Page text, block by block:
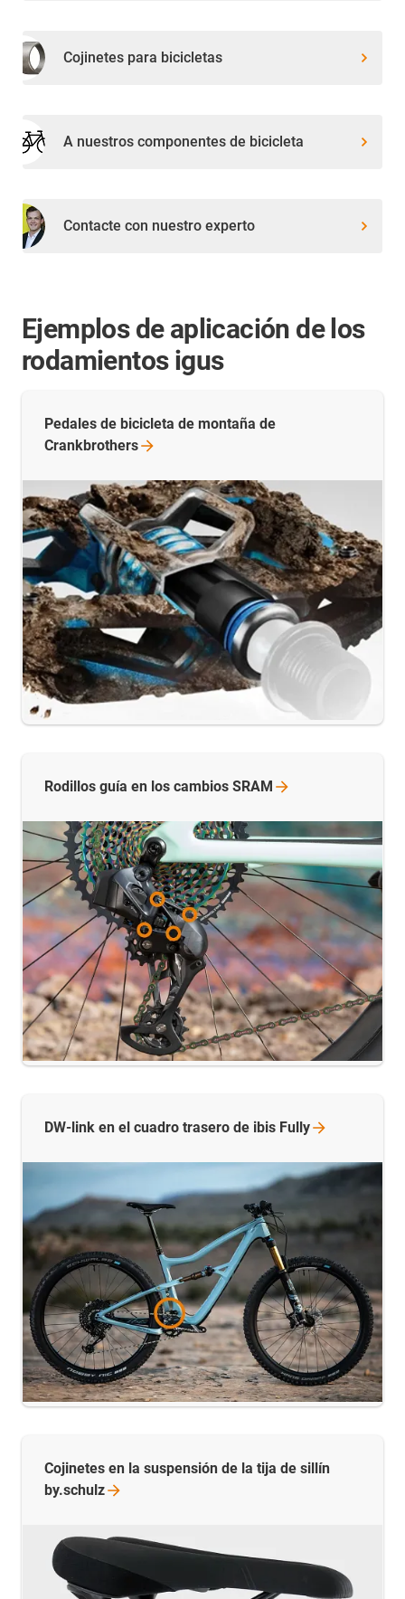
Cojinetes para bicicletas
A nuestros componentes de bicicleta
Contacte con nuestro experto
Ejemplos de aplicación de los
rodamientos igus
Pedales de bicicleta de montaña de
Crankbrothers
Rodillos guía en los cambios SRAM
DW-link en el cuadro trasero de ibis Fully
Cojinetes en la suspensión de la tija de sillín
by.schulz